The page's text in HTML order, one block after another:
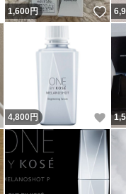
いいね！
1,600円 い
いいね！
4,800 円 い